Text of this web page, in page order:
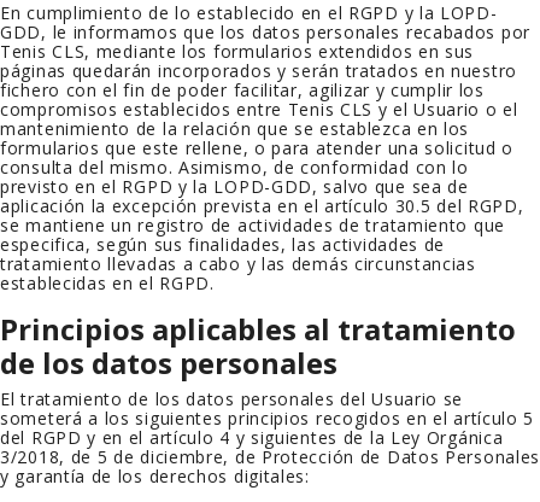
En cumplimiento de lo establecido en el RGPD y la LOPD-
GDD, le informamos que los datos personales recabados por
Tenis CLS, mediante los formularios extendidos en sus
páginas quedarán incorporados y serán tratados en nuestro
fichero con el fin de poder facilitar, agilizar y cumplir los
compromisos establecidos entre Tenis CLS y el Usuario o el
mantenimiento de la relación que se establezca en los
formularios que este rellene, o para atender una solicitud o
consulta del mismo. Asimismo, de conformidad con lo
previsto en el RGPD y la LOPD-GDD, salvo que sea de
aplicación la excepción prevista en el artículo 30.5 del RGPD,
se mantiene un registro de actividades de tratamiento que
especifica, según sus finalidades, las actividades de
tratamiento llevadas a cabo y las demás circunstancias
establecidas en el RGPD.
Principios aplicables al tratamiento
de los datos personales
El tratamiento de los datos personales del Usuario se
someterá a los siguientes principios recogidos en el artículo 5
del RGPD y en el artículo 4 y siguientes de la Ley Orgánica
3/2018, de 5 de diciembre, de Protección de Datos Personales
y garantía de los derechos digitales: